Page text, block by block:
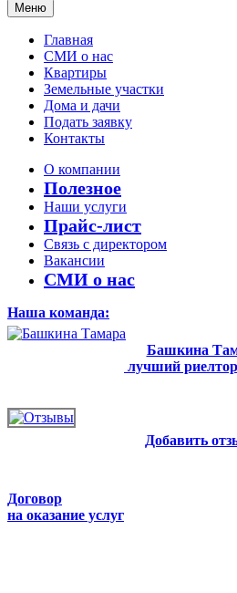
Меню
Главная
СМИ о нас
Квартиры
Земельные участки
Дома и дачи
Подать заявку
Контакты
О компании
Полезное
Наши услуги
Прайс-лист
Связь с директором
Вакансии
СМИ о нас
Наша команда:
Башкина
лучший
Добавить
Договор
на оказание услуг